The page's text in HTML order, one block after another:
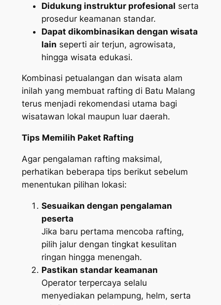
Didukung instruktur profesional serta
prosedur keamanan standar.
Dapat dikombinasikan dengan wisata
lain seperti air terjun, agrowisata,
hingga wisata edukasi.
Kombinasi petualangan dan wisata alam
inilah yang membuat rafting di Batu Malang
terus menjadi rekomendasi utama bagi
wisatawan lokal maupun luar daerah.
Tips Memilih Paket Rafting
Agar pengalaman rafting maksimal,
perhatikan beberapa tips berikut sebelum
menentukan pilihan lokasi:
Sesuaikan dengan pengalaman
peserta
Jika baru pertama mencoba rafting,
pilih jalur dengan tingkat kesulitan
ringan hingga menengah.
Pastikan standar keamanan
Operator terpercaya selalu
menyediakan pelampung, helm, serta